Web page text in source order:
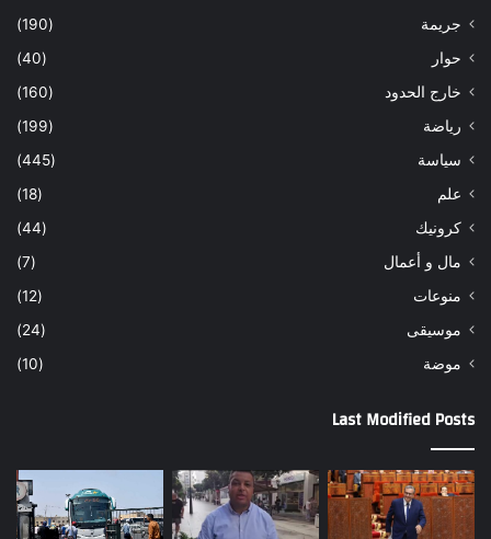
جريمة
(190)
حوار
(40)
خارج الحدود
(160)
رياضة
(199)
سياسة
(445)
علم
(18)
كرونيك
(44)
مال و أعمال
(7)
منوعات
(12)
موسيقى
(24)
موضة
(10)
Last Modified Posts